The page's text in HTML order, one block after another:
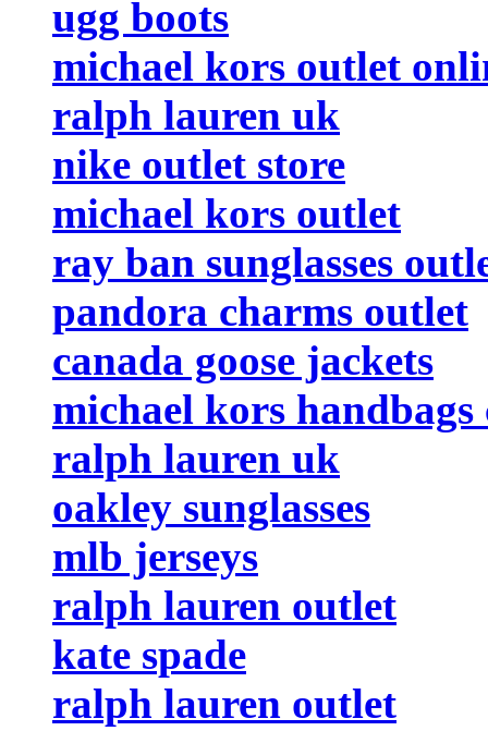
ugg boots
michael kors outlet
ralph lauren uk
nike outlet store
michael kors outlet
ray ban sunglasses
pandora charms outlet
canada goose jackets
michael kors handbags
ralph lauren uk
oakley sunglasses
mlb jerseys
ralph lauren outlet
kate spade
ralph lauren outlet